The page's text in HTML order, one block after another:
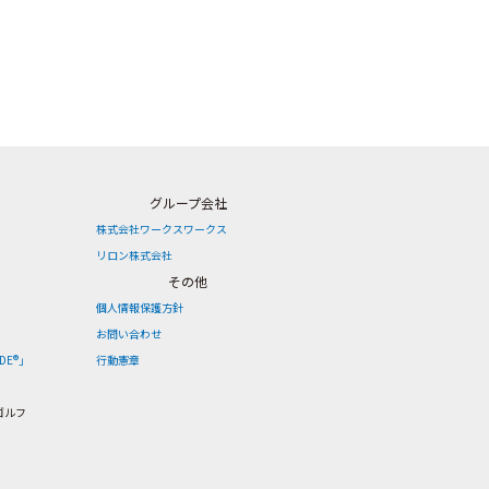
」
ルフ
グループ会社
株式会社ワークスワークス
リロン株式会社
その他
個人情報保護方針
お問い合わせ
行動憲章